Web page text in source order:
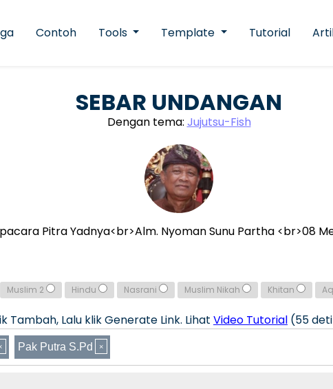
Contoh Tools Template Tutorial
SEBAR UNDANGAN
Dengan tema: Jujutsu-Fish
Pitra Yadnya<br>Alm. Nyoman Sunu Partha <br>08
Muslim 2 Hindu Nasrani Muslim Nikah Khitan
Tambah, Lalu klik Generate Link. Lihat Video Tutorial (55
Pak Putra S.Pd